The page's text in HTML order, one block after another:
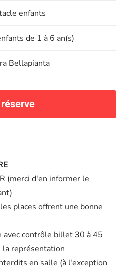
enfants
de 1 à 6 an(s)
Bellapianta
(merci d'en informer le
places offrent une bonne
avec contrôle billet 30 à 45
la représentation
en salle (à l'exception